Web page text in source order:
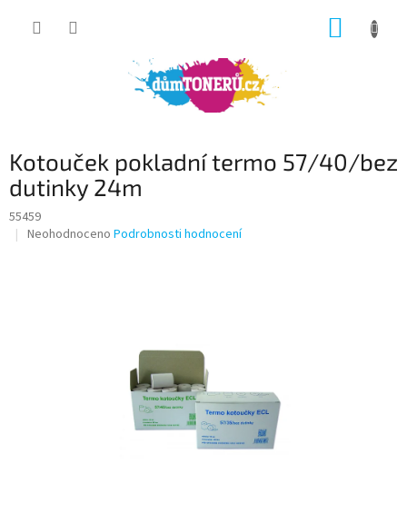
Kotouček pokladní termo 57/40/bez
dutinky 24m
55459
Průměrné
Neohodnoceno Podrobnosti hodnocení